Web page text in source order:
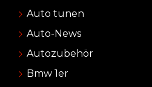
Auto tunen
Auto-News
Autozubehör
Bmw 1er